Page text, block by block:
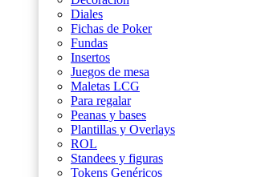
Diales
Fichas de Poker
Fundas
Insertos
Juegos de mesa
Maletas LCG
Para regalar
Peanas y bases
Plantillas y Overlays
ROL
Standees y figuras
Tokens Genéricos